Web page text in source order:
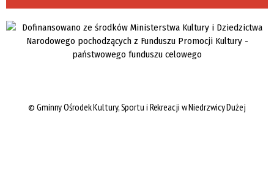
© Gminny Ośrodek Kultury, Sportu i Rekreacji w Niedrzwicy Dużej